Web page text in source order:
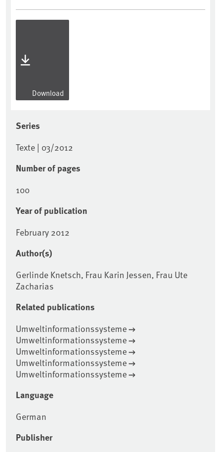
Download
Series
Texte | 03/2012
Number of pages
100
Year of publication
February 2012
Author(s)
Gerlinde Knetsch, Frau Karin Jessen, Frau Ute
Zacharias
Related publications
Umweltinformationssysteme
Umweltinformationssysteme
Umweltinformationssysteme
Umweltinformationssysteme
Umweltinformationssysteme
Language
German
Publisher